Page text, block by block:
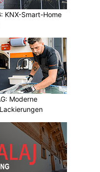
KNX-Smart-Home
Moderne